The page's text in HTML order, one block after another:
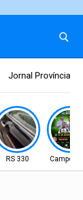
Jornal Província
RS 330 Campo